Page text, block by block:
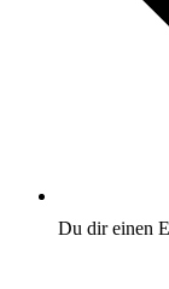
Du dir einen